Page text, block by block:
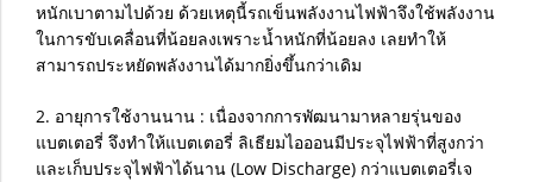
หนักเบาตามไปด้วย ด้วยเหตุนี้รถเข็นพลังงานไฟฟ้าจึงใช้พลังงาน
ในการขับเคลื่อนที่น้อยลงเพราะน้ำหนักที่น้อยลง เลยทำให้
สามารถประหยัดพลังงานได้มากยิ่งขึ้นกว่าเดิม
2. อายุการใช้งานนาน : เนื่องจากการพัฒนามาหลายรุ่นของ
แบตเตอรี่ จึงทำให้แบตเตอรี่ ลิเธียมไอออนมีประจุไฟฟ้าที่สูงกว่า
และเก็บประจุไฟฟ้าได้นาน (Low Discharge) กว่าแบตเตอรี่เจ